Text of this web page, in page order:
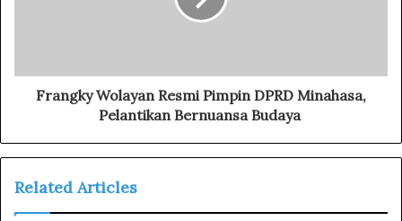
Frangky Wolayan Resmi Pimpin DPRD Minahasa,
Pelantikan Bernuansa Budaya
Related Articles